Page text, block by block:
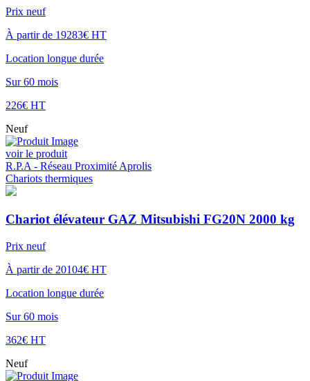
Prix neuf
À partir de 19283€ HT
Location longue durée
Sur 60 mois
226€ HT
Neuf
voir le produit
R.P.A - Réseau Proximité Aprolis
Chariots thermiques
Chariot élévateur GAZ Mitsubishi FG20N 2000 kg
Prix neuf
À partir de 20104€ HT
Location longue durée
Sur 60 mois
362€ HT
Neuf